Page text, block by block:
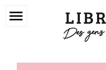
menu